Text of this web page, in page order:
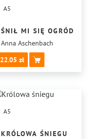
A5
ŚNIŁ MI SIĘ OGRÓD
Anna Aschenbach
22.05
A5
KRÓLOWA ŚNIEGU